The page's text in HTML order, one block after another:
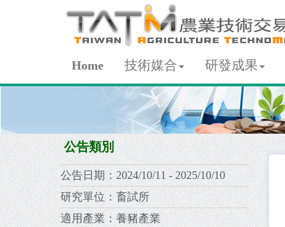
Home 技術媒合 研發成果
公告類別
公告日期：2024/10/11 - 2025/10/10
研究單位：畜試所
適用產業：養豬產業